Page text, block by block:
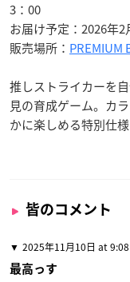
3：00
お届け予定：2026年2
販売場所： PREMIUM
推しストライカーを
見の育成ゲーム。カ
かに楽しめる特別仕
皆のコメント
2025年11月10日 at 9:08
最高っす